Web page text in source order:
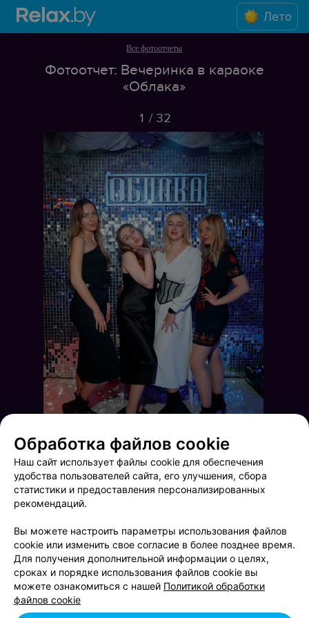
Лето
Все фотоотчеты
Фотоотчет: Вечеринка в караоке
«Облака»
1 / 32
Выходные в Rustaveli Friday party
Обработка файлов cookie
Наш сайт использует файлы cookie для обеспечения
удобства пользователей сайта, его улучшения, сбора
статистики и предоставления персонализированных
рекомендаций.
Вы можете настроить параметры использования файлов
cookie или изменить свое согласие в более позднее время.
Для получения дополнительной информации о целях,
сроках и порядке использования файлов cookie вы
можете ознакомиться с нашей Политикой обработки
файлов cookie